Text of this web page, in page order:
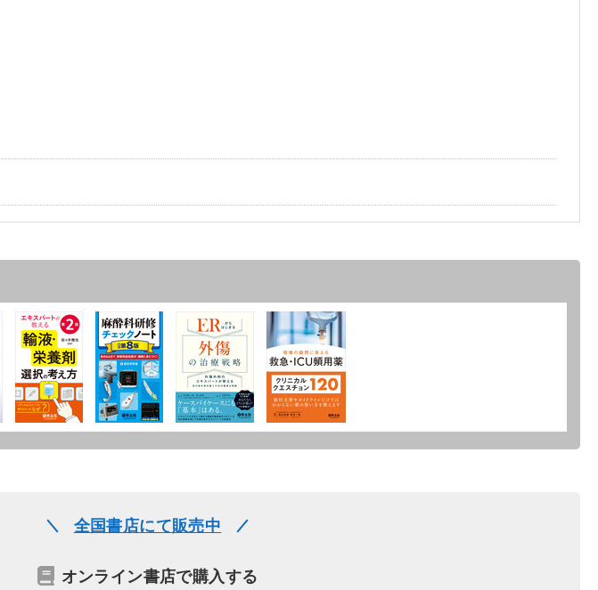
全国書店にて販売中
オンライン書店で購入する